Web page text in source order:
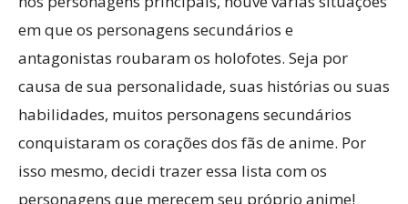
em que os personagens secundários e
antagonistas roubaram os holofotes. Seja por
causa de sua personalidade, suas histórias ou suas
habilidades, muitos personagens secundários
conquistaram os corações dos fãs de anime. Por
isso mesmo, decidi trazer essa lista com os
personagens que merecem seu próprio anime!